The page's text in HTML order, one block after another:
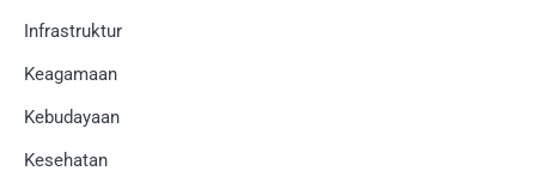
Infrastruktur
Keagamaan
Kebudayaan
Kesehatan